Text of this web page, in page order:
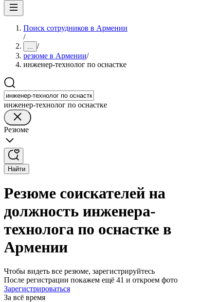
Поиск сотрудников в Армении
/
... /
резюме в Армении/
инженер-технолог по оснастке
инженер-технолог по оснастке
Резюме
Найти
Резюме соискателей на
должность инженера-
технолога по оснастке в
Армении
Чтобы видеть все резюме, зарегистрируйтесь
После регистрации покажем ещё 41 и откроем фото
Зарегистрироваться
За всё время